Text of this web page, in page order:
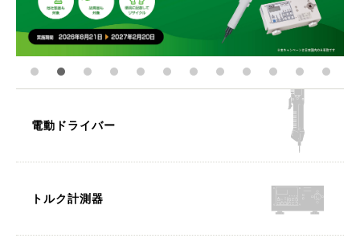
電動ドライバー
トルク計測器